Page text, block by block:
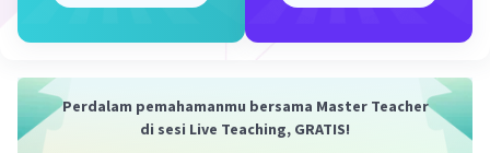
Perdalam pemahamanmu bersama Master Teacher
di sesi Live Teaching, GRATIS!